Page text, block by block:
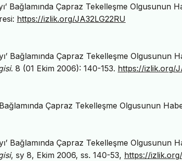
Bağlamında Çapraz Tekelleşme Olgusunun
https://izlik.org/JA32LG22RU
Bağlamında Çapraz Tekelleşme Olgusunun
. 8 (01 Ekim 2006): 140-153. https://izlik.org/
Çapraz Tekelleşme Olgusunun
Bağlamında Çapraz Tekelleşme Olgusunun
, sy 8, Ekim 2006, ss. 140-53, https://